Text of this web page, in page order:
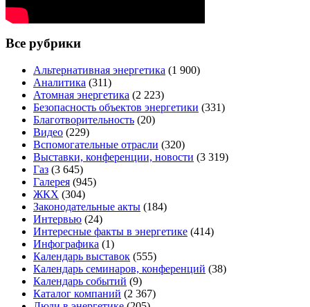
Все рубрики
Альтернативная энергетика (1 900)
Аналитика (311)
Атомная энергетика (2 223)
Безопасность объектов энергетики (331)
Благотворительность (20)
Видео (229)
Вспомогательные отрасли (320)
Выставки, конференции, новости (3 319)
Газ (3 645)
Галерея (945)
ЖКХ (304)
Законодательные акты (184)
Интервью (24)
Интересные факты в энергетике (414)
Инфографика (1)
Календарь выставок (555)
Календарь семинаров, конференций (38)
Календарь событий (9)
Каталог компаний (2 367)